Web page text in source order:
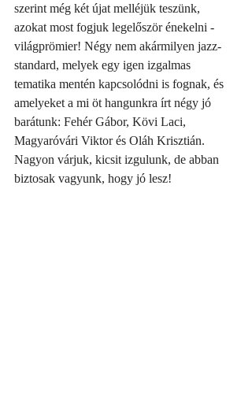
szerint még két újat melléjük teszünk,
azokat most fogjuk legelőször énekelni -
világprömier! Négy nem akármilyen jazz-
standard, melyek egy igen izgalmas
tematika mentén kapcsolódni is fognak, és
amelyeket a mi öt hangunkra írt négy jó
barátunk: Fehér Gábor, Kövi Laci,
Magyaróvári Viktor és Oláh Krisztián.
Nagyon várjuk, kicsit izgulunk, de abban
biztosak vagyunk, hogy jó lesz!